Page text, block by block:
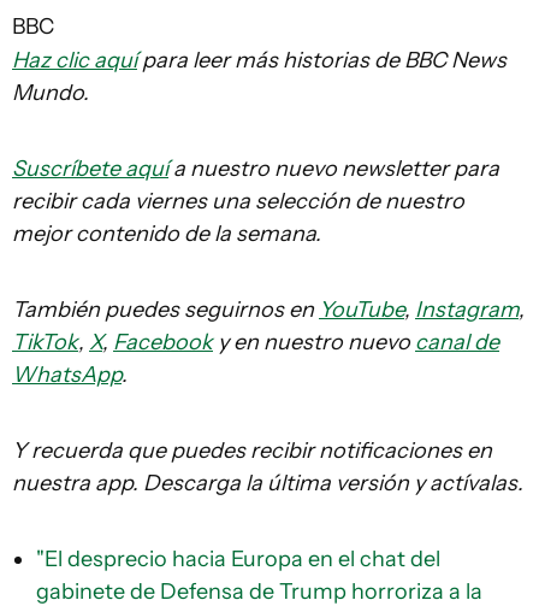
BBC
Haz clic aquípara leer más historias de BBC News
Mundo.
Suscríbete aquía nuestro nuevo newsletter para
recibir cada viernes una selección de nuestro
mejor contenido de la semana.
También puedes seguirnos en YouTube, Instagram,
TikTok, X, Facebooky en nuestro nuevo canal de
WhatsApp.
Y recuerda que puedes recibir notificaciones en
nuestra app. Descarga la última versión y actívalas.
"El desprecio hacia Europa en el chat del
gabinete de Defensa de Trump horroriza a la